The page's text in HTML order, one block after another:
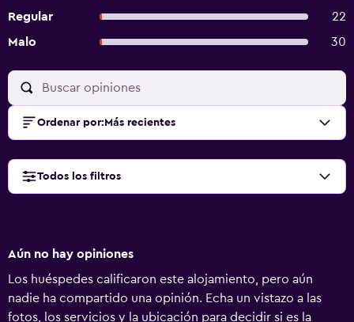
Regular
22
Malo
30
Ordenar por: Más recientes
Todos los filtros
Aún no hay opiniones
Los huéspedes calificaron este alojamiento, pero aún
nadie ha compartido una opinión. Echa un vistazo a las
fotos, los servicios y la ubicación para decidir si es la